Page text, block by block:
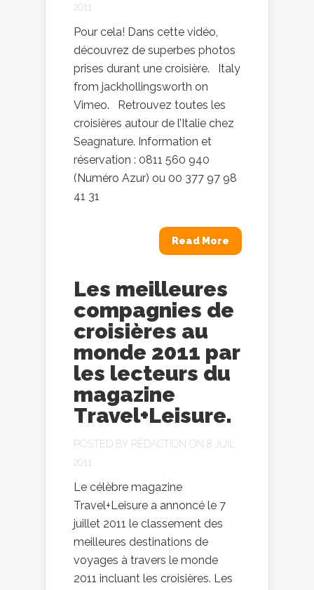
2011
Pour cela! Dans cette vidéo,
découvrez de superbes photos
prises durant une croisière. Italy
from jackhollingsworth on
Vimeo. Retrouvez toutes les
croisières autour de l’Italie chez
Seagnature. Information et
réservation : 0811 560 940
(Numéro Azur) ou 00 377 97 98
41 31
Read More
Les meilleures
compagnies de
croisières au
monde 2011 par
les lecteurs du
magazine
Travel+Leisure.
POSTED BY RÉDACTION ON 8 JUIL
2011
Le célèbre magazine
Travel+Leisure a annoncé le 7
juillet 2011 le classement des
meilleures destinations de
voyages à travers le monde
2011 incluant les croisières. Les